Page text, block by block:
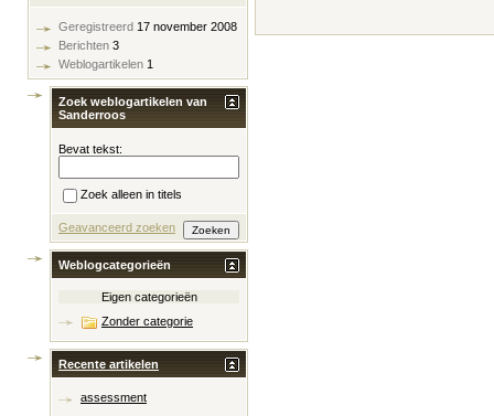
Geregistreerd 17 november 2008
Berichten 3
Weblogartikelen 1
Zoek weblogartikelen van
Sanderroos
Bevat tekst:
Zoek alleen in titels
Geavanceerd zoeken
Weblogcategorieën
Eigen categorieën
Zonder categorie
Recente artikelen
assessment